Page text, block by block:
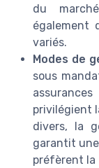
du
également
variés.
Modes de
sous
privilégient
divers, la
garantit
préfèrent la